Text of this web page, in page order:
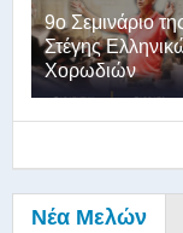
9ο Σεμινάριο
Στέγης
Χορωδιών
Νέα Μελών